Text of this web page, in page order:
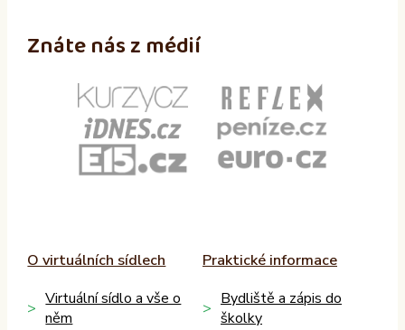
Znáte nás z médií
O virtuálních sídlech
Virtuální sídlo a vše o
něm
Praktické informace
Bydliště a zápis do
školky